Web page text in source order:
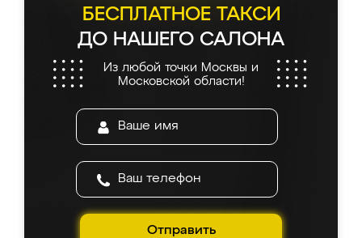
БЕСПЛАТНОЕ ТАКСИ
ДО НАШЕГО САЛОНА
Из любой точки Москвы и
Московской области!
Отправить